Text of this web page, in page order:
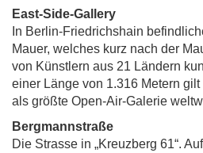
East-Side-Gallery
In Berlin-Friedrichshain
Mauer, welches kurz nach der
von Künstlern aus 21 Ländern
einer Länge von 1.316 Metern
als größte Open-Air-Galerie
Bergmannstraße
Die Strasse in „Kreuzberg 61“.